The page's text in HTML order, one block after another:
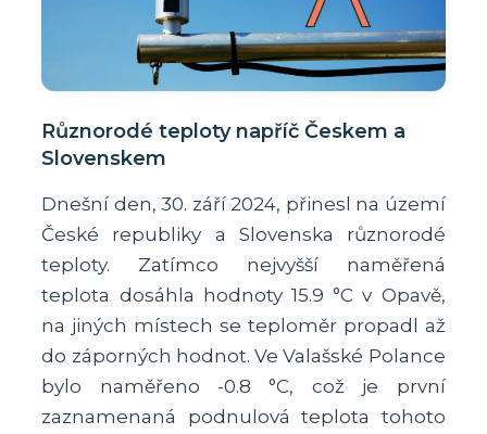
Různorodé teploty napříč Českem a
Slovenskem
Dnešní den, 30. září 2024, přinesl na území
České republiky a Slovenska různorodé
teploty. Zatímco nejvyšší naměřená
teplota dosáhla hodnoty 15.9 °C v Opavě,
na jiných místech se teploměr propadl až
do záporných hodnot. Ve Valašské Polance
bylo naměřeno -0.8 °C, což je první
zaznamenaná podnulová teplota tohoto